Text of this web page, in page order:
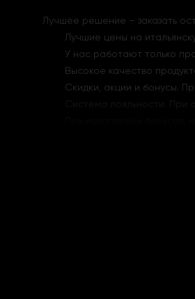
Лучшее решение – заказать
Лучшие цены на
У нас работают только
Высокое качество
Скидки, акции и бонусы.